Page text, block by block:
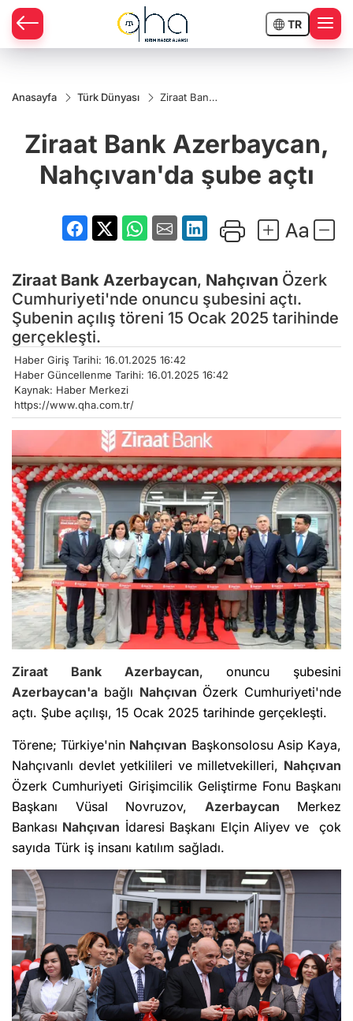
TR
Anasayfa Türk Dünyası
Ziraat Bank
şube açtı
Ziraat Bank Azerbaycan,
Nahçıvan'da şube açtı
Ziraat Bank Azerbaycan, Nahçıvan Özerk
Cumhuriyeti'nde onuncu şubesini açtı.
Şubenin açılış töreni 15 Ocak 2025 tarihinde
gerçekleşti.
Haber Giriş Tarihi: 16.01.2025 16:42
Haber Güncellenme Tarihi: 16.01.2025 16:42
Kaynak: Haber Merkezi
https://www.qha.com.tr/
Ziraat Bank Azerbaycan, onuncu şubesini
Azerbaycan'a bağlı Nahçıvan Özerk Cumhuriyeti'nde
açtı. Şube açılışı, 15 Ocak 2025 tarihinde gerçekleşti.
Törene; Türkiye'nin Nahçıvan Başkonsolosu Asip Kaya,
Nahçıvanlı devlet yetkilileri ve milletvekilleri, Nahçıvan
Özerk Cumhuriyeti Girişimcilik Geliştirme Fonu Başkanı
Başkanı Vüsal Novruzov, Azerbaycan Merkez
Bankası Nahçıvan İdaresi Başkanı Elçin Aliyev ve çok
sayıda Türk iş insanı katılım sağladı.